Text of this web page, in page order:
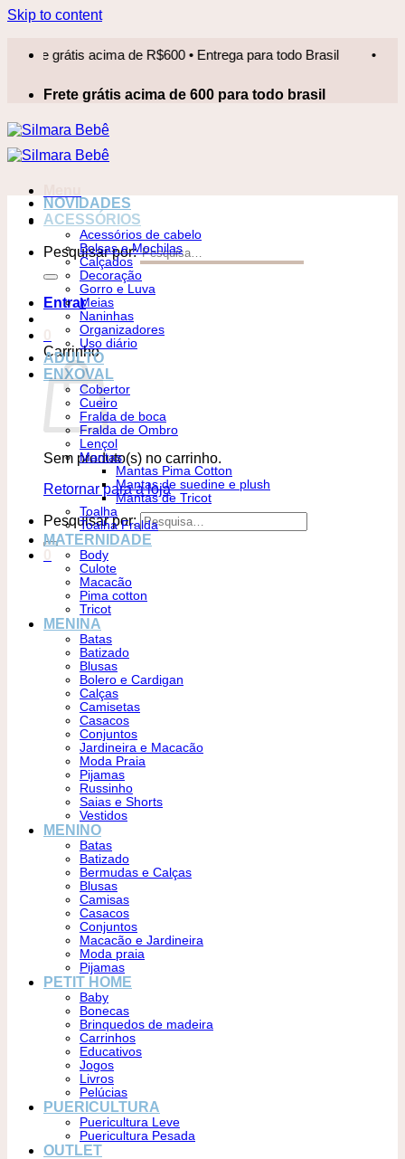
Skip to content
grátis acima de R$600 • Entrega para todo Brasil • Frete
Frete grátis acima de 600 para todo brasil
Pesquisar por:
Entrar
Carrinho
Sem produto(s) no carrinho.
Retornar para a loja
Pesquisar por:
NOVIDADES
ACESSÓRIOS
Acessórios de cabelo
Bolsas e Mochilas
Calçados
Decoração
Gorro e Luva
Meias
Naninhas
Organizadores
Uso diário
ADULTO
ENXOVAL
Cobertor
Cueiro
Fralda de boca
Fralda de Ombro
Lençol
Mantas
Mantas Pima Cotton
Mantas de suedine e plush
Mantas de Tricot
Toalha
Toalha Fralda
MATERNIDADE
Body
Culote
Macacão
Pima cotton
Tricot
MENINA
Batas
Batizado
Blusas
Bolero e Cardigan
Calças
Camisetas
Casacos
Conjuntos
Jardineira e Macacão
Moda Praia
Pijamas
Russinho
Saias e Shorts
Vestidos
MENINO
Batas
Batizado
Bermudas e Calças
Blusas
Camisas
Casacos
Conjuntos
Macacão e Jardineira
Moda praia
Pijamas
PETIT HOME
Baby
Bonecas
Brinquedos de madeira
Carrinhos
Educativos
Jogos
Livros
Pelúcias
PUERICULTURA
Puericultura Leve
Puericultura Pesada
OUTLET